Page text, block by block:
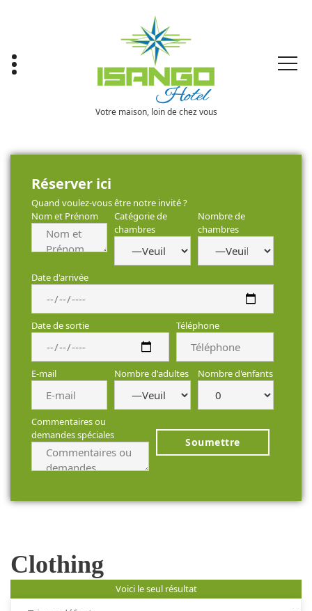
Votre maison, loin de chez vous
Réserver ici
Quand voulez-vous être notre invité ?
Nom et Prénom
Catégorie de
chambres
Nombre de
chambres
Date d'arrivée
Date de sortie Téléphone
E-mail Nombre d'adultes Nombre d'enfants
Commentaires ou
demandes spéciales
Clothing
Voici le seul résultat